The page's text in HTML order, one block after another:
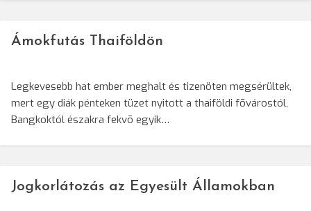
Ámokfutás Thaiföldön
Legkevesebb hat ember meghalt és tizenöten megsérültek,
mert egy diák pénteken tüzet nyitott a thaiföldi fõvárostól,
Bangkoktól északra fekvõ egyik…
Jogkorlátozás az Egyesült Államokban